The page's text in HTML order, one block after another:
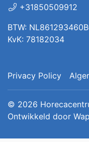
+31850509912
BTW:
KvK: 78182034
Privacy Policy
© 2026
Ontwikkeld door